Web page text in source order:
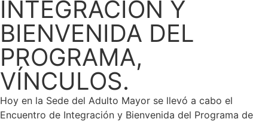
INTEGRACIÓN Y
BIENVENIDA DEL
PROGRAMA,
VÍNCULOS.
Hoy en la Sede del Adulto Mayor se llevó a cabo el
Encuentro de Integración y Bienvenida del Programa de